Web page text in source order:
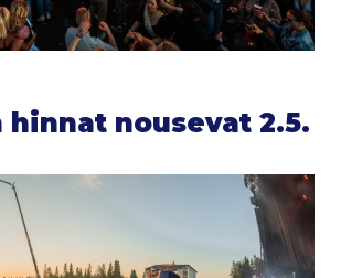
hinnat nousevat 2.5.